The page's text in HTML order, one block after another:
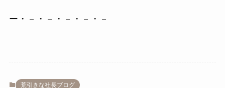
ー・－・－・－・－・－
荒引きな社長ブログ